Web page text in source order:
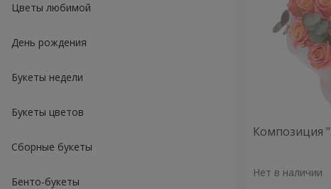
Цветы любимой
День рождения
Букеты недели
Букеты цветов
Сборные букеты
Бенто-букеты
Композиция
Нет в наличии